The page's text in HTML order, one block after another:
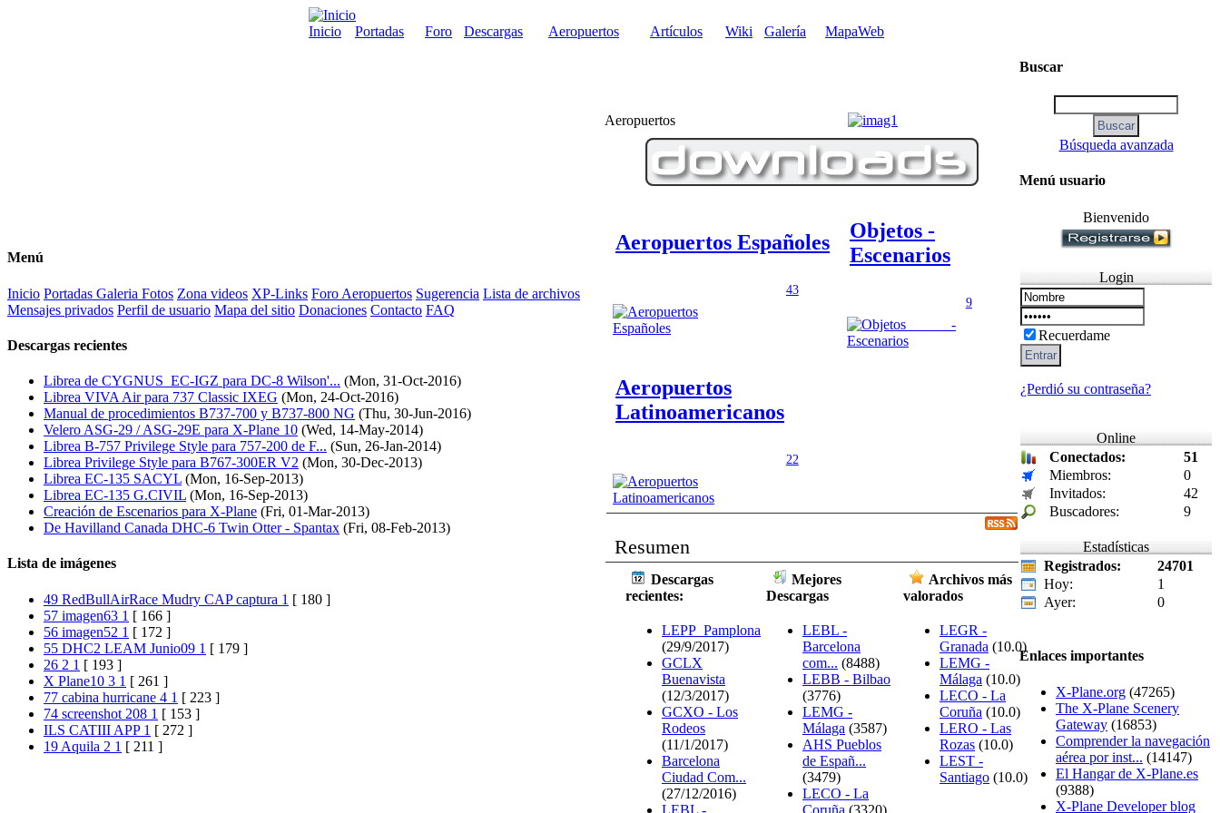
Inicio Portadas Foro Descargas Aeropuertos Artículos Wiki Galería MapaWeb
Menú
Inicio Portadas Galeria Fotos Zona videos XP-Links Foro Aeropuertos Sugerencia Lista de archivos
Mensajes privados Perfil de usuario Mapa del sitio Donaciones Contacto FAQ
Descargas recientes
Librea de CYGNUS_EC-IGZ para DC-8 Wilson'... (Mon, 31-Oct-2016)
Librea VIVA Air para 737 Classic IXEG (Mon, 24-Oct-2016)
Manual de procedimientos B737-700 y B737-800 NG (Thu, 30-Jun-2016)
Velero ASG-29 / ASG-29E para X-Plane 10 (Wed, 14-May-2014)
Librea B-757 Privilege Style para 757-200 de F... (Sun, 26-Jan-2014)
Librea Privilege Style para B767-300ER V2 (Mon, 30-Dec-2013)
Librea EC-135 SACYL (Mon, 16-Sep-2013)
Librea EC-135 G.CIVIL (Mon, 16-Sep-2013)
Creación de Escenarios para X-Plane (Fri, 01-Mar-2013)
De Havilland Canada DHC-6 Twin Otter - Spantax (Fri, 08-Feb-2013)
Lista de imágenes
49 RedBullAirRace Mudry CAP captura 1 [ 180 ]
57 imagen63 1 [ 166 ]
56 imagen52 1 [ 172 ]
55 DHC2 LEAM Junio09 1 [ 179 ]
26 2 1 [ 193 ]
X Plane10 3 1 [ 261 ]
77 cabina hurricane 4 1 [ 223 ]
74 screenshot 208 1 [ 153 ]
ILS CATIII APP 1 [ 272 ]
19 Aquila 2 1 [ 211 ]
Aeropuertos
Aeropuertos Españoles
43
Objetos -
Escenarios
9
Aeropuertos
Latinoamericanos
22
Resumen
Descargas
recientes:
LEPP_Pamplona
(29/9/2017)
GCLX
Buenavista
(12/3/2017)
GCXO - Los
Rodeos
(11/1/2017)
Barcelona
Ciudad Com...
(27/12/2016)
LEBL -
Mejores
Descargas
LEBL -
Barcelona
com... (8488)
LEBB - Bilbao
(3776)
LEMG -
Málaga (3587)
AHS Pueblos
de Españ...
(3479)
LECO - La
Coruña (3320)
Archivos más
valorados
LEGR -
Granada (10.0)
LEMG -
Málaga (10.0)
LECO - La
Coruña (10.0)
LERO - Las
Rozas (10.0)
LEST -
Santiago (10.0)
Buscar
Búsqueda avanzada
Menú usuario
Bienvenido
Login
Recuerdame
¿Perdió su contraseña?
Online
Conectados:
51
Miembros:
0
Invitados:
42
Buscadores:
9
Estadísticas
Registrados:
24701
Hoy:
1
Ayer:
0
Enlaces importantes
X-Plane.org (47265)
The X-Plane Scenery
Gateway (16853)
Comprender la navegación
aérea por inst... (14147)
El Hangar de X-Plane.es
(9388)
X-Plane Developer blog